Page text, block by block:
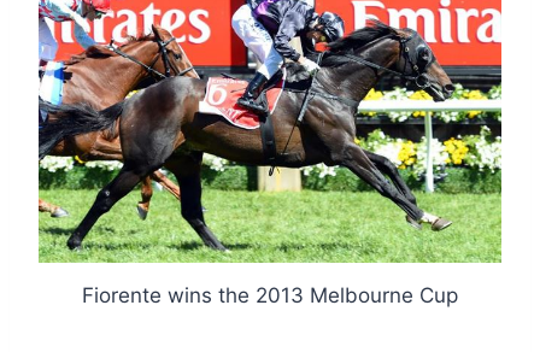
Fiorente wins the 2013 Melbourne Cup